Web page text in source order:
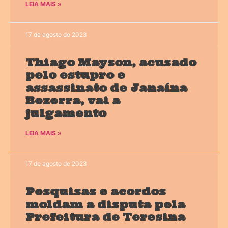
LEIA MAIS »
17 de agosto de 2023
Thiago Mayson, acusado
pelo estupro e
assassinato de Janaína
Bezerra, vai a
julgamento
LEIA MAIS »
17 de agosto de 2023
Pesquisas e acordos
moldam a disputa pela
Prefeitura de Teresina